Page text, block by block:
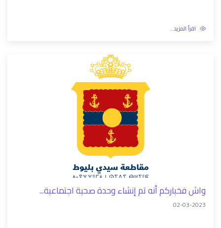
اقرأ المزيد...
واش فخباركم أنه تم إنشاء وحدة صحية اجتماعية...
02-03-2023